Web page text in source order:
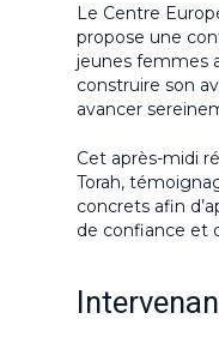
Le Centre
propose une
jeunes femmes
construire son
avancer
Cet après-midi
Torah,
concrets afin
de confiance et